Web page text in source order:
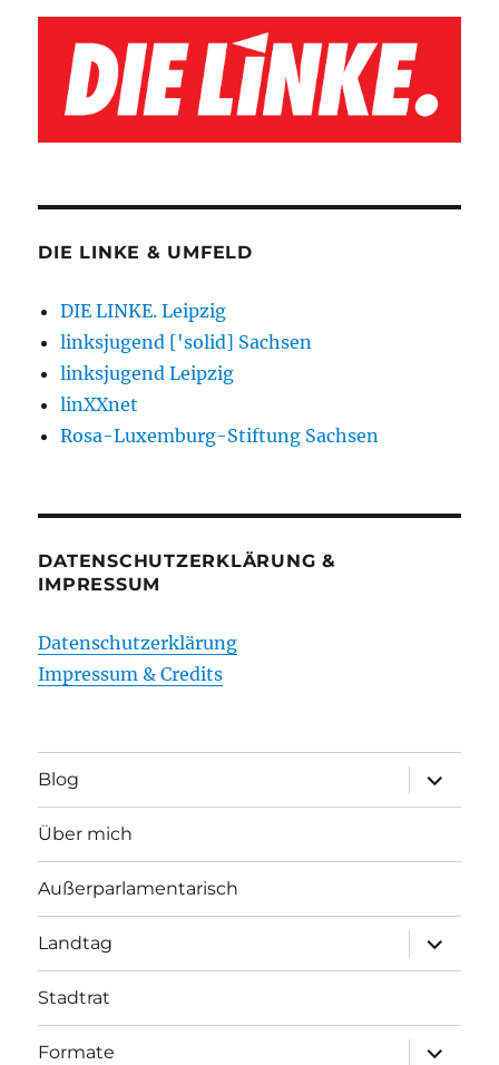
DIE LINKE & UMFELD
DIE LINKE. Leipzig
linksjugend ['solid] Sachsen
linksjugend Leipzig
linXXnet
Rosa-Luxemburg-Stiftung Sachsen
DATENSCHUTZERKLÄRUNG &
IMPRESSUM
Datenschutzerklärung
Impressum & Credits
Blog
öffnen
Über mich
Außerparlamentarisch
Landtag
öffnen
Stadtrat
Formate